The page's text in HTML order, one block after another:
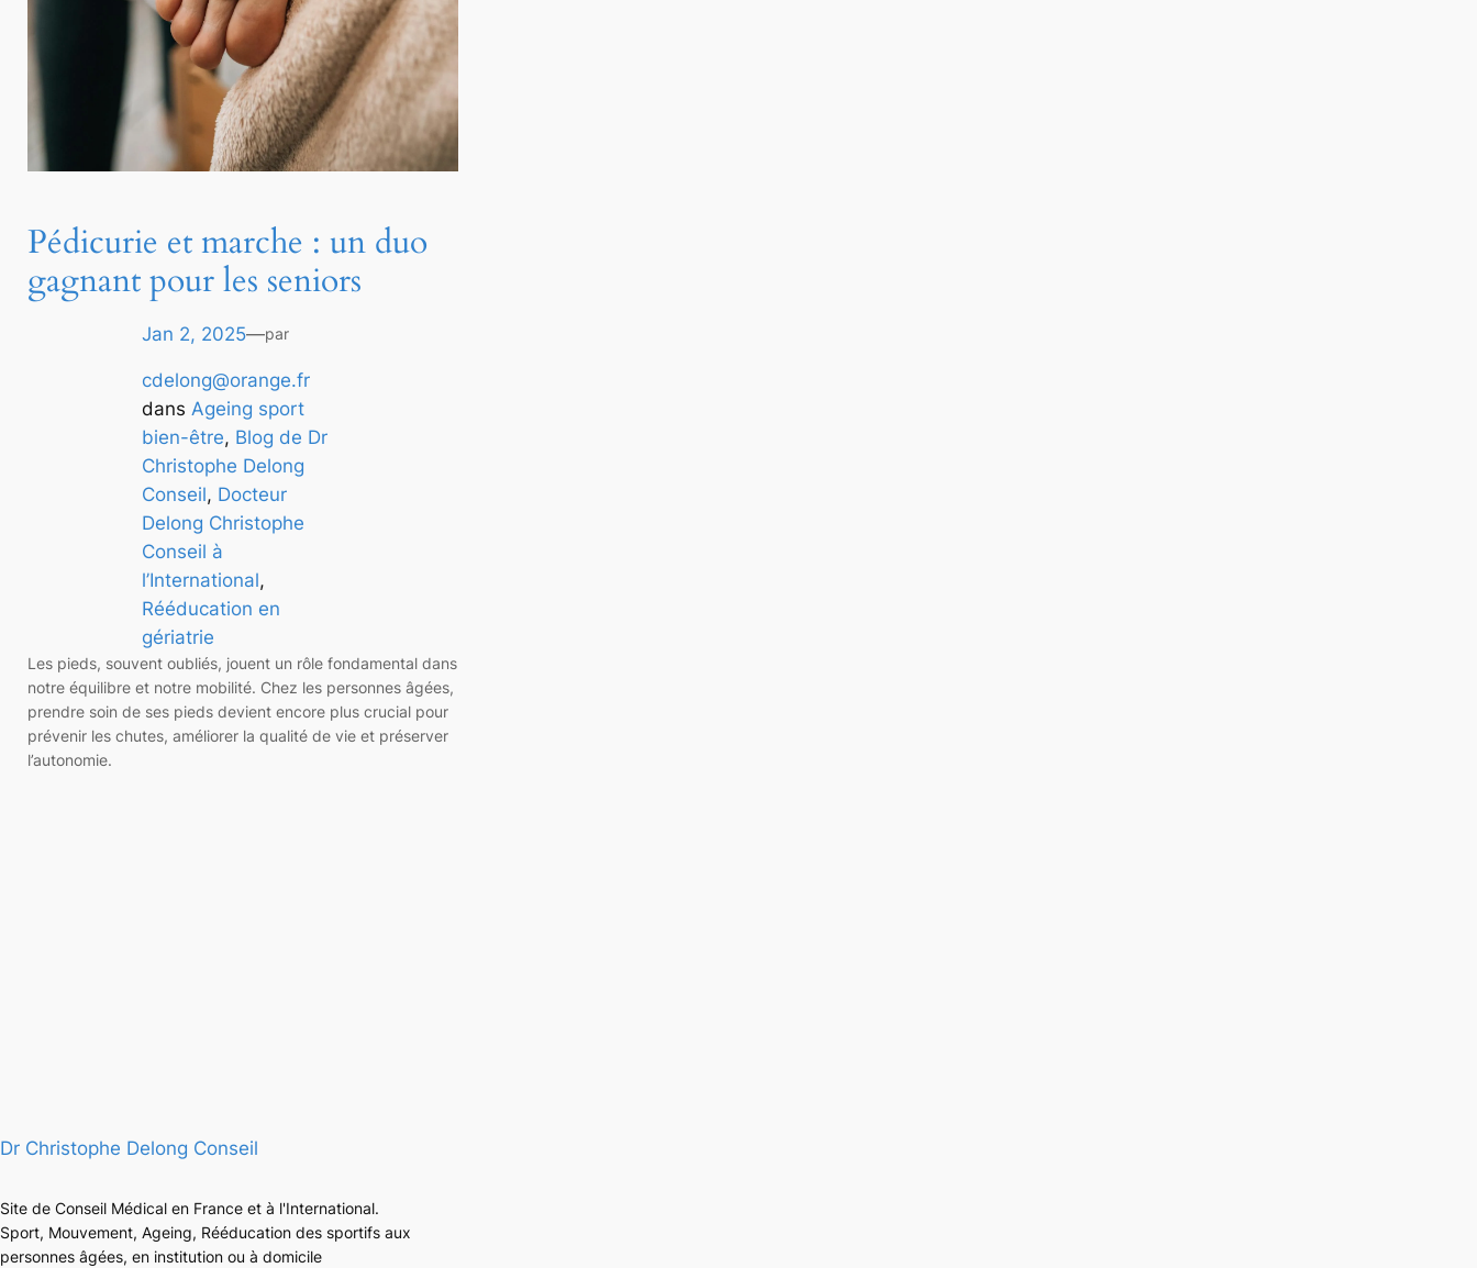
Pédicurie et marche : un duo
gagnant pour les seniors
Jan 2, 2025—par
cdelong@orange.fr
dansAgeing sport
bien-être, Blog de Dr
Christophe Delong
Conseil, Docteur
Delong Christophe
Conseil à
l’International
Rééducation en
gériatrie
Les pieds, souvent oubliés, jouent un rôle fondamental dans
notre équilibre et notre mobilité. Chez les personnes âgées,
prendre soin de ses pieds devient encore plus crucial pour
prévenir les chutes, améliorer la qualité de vie et préserver
l’autonomie.
Dr Christophe Delong Conseil
Site de Conseil Médical en France et à l'International.
Sport, Mouvement, Ageing, Rééducation des sportifs aux
personnes âgées, en institution ou à domicile